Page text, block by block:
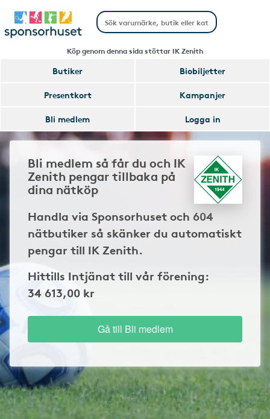
Köp genom denna sida stöttar IK Zenith
Butiker
Biobiljetter
Presentkort
Kampanjer
Bli medlem
Logga in
Bli medlem så får du och IK
Zenith pengar tillbaka på
dina nätköp
Handla via Sponsorhuset och 604
nätbutiker så skänker du automatiskt
pengar till IK Zenith.
Hittills Intjänat till vår förening:
34 613,00 kr
Gå till Bli medlem